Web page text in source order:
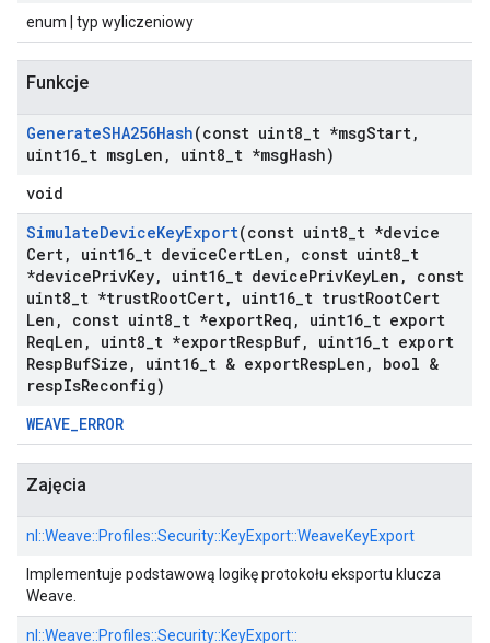
enum | typ wyliczeniowy
Funkcje
GenerateSHA256Hash(const uint8 t *msgStart,
uint16 t msgLen , uint8 t *msgHash)
void
SimulateDeviceKeyExport(const uint8 t *device
Cert, uint16 t deviceCertLen , const uint8 t
*devicePrivKey, uint16 t devicePrivKeyLen ,
const
uint8 t *trustRootCert, uint16 t trustRootCert
Len , const uint8 t *exportReq , uint16 t export
ReqLen , uint8 t *exportRespBuf, uint16 t export
RespBufSize , uint16 t & exportRespLen ,
bool &
respIsReconfig)
WEAVE_ERROR
Zajęcia
nl::Weave::Profiles::Security::KeyExport::WeaveKeyExport
Implementuje podstawową logikę protokołu eksportu klucza
Weave.
nl::Weave::Profiles::Security::KeyExport::